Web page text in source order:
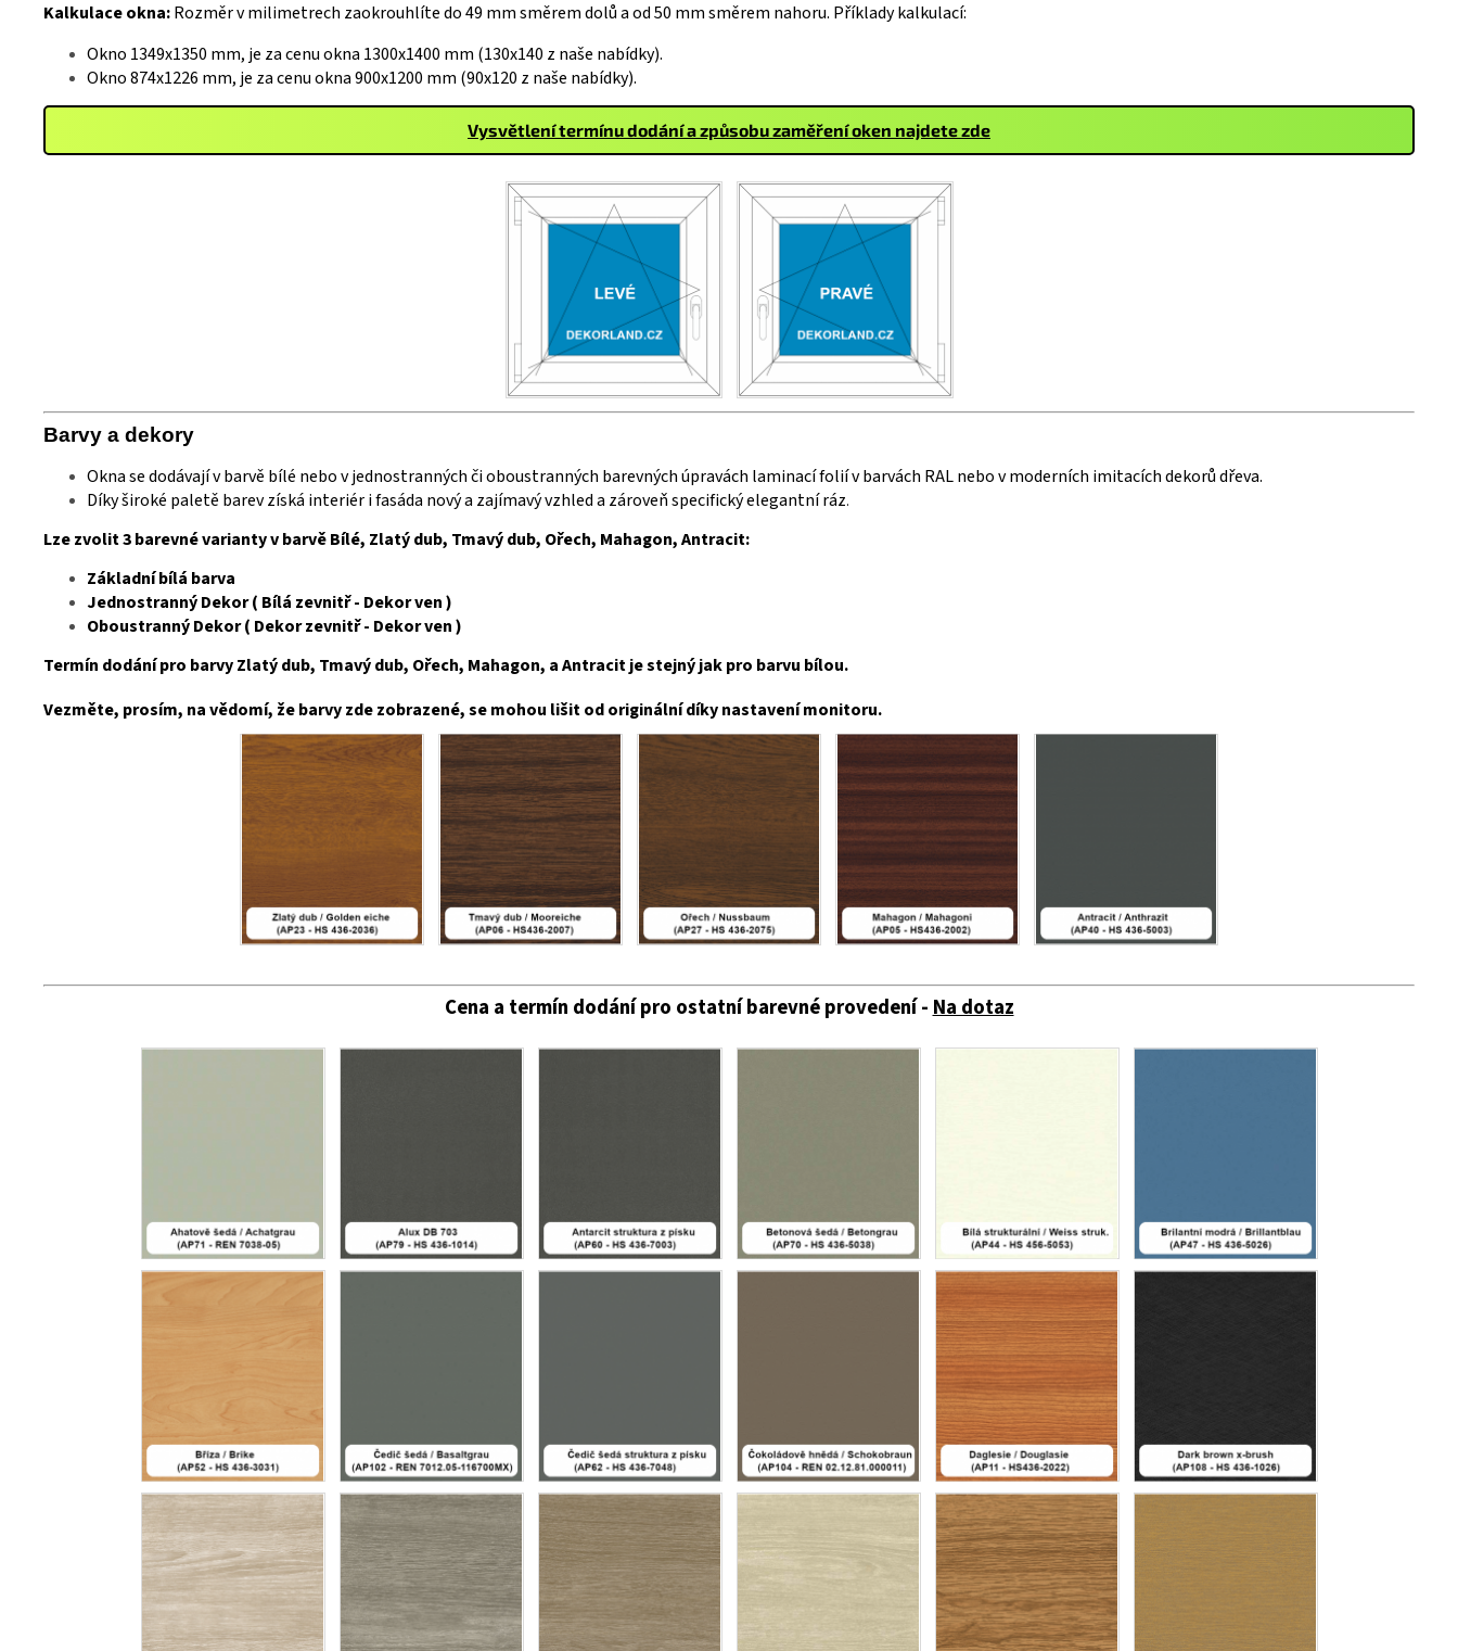
Kalkulace okna:Rozměr v milimetrech zaokrouhlíte do 49 mm směrem dolů a od 50 mm směrem nahoru. Příklady kalkulací:
Okno 1349x1350 mm, je za cenu okna 1300x1400 mm (130x140 z naše nabídky).
Okno 874x1226 mm, je za cenu okna 900x1200 mm (90x120 z naše nabídky).
Vysvětlení termínu dodání a způsobu zaměření oken najdete zde
Barvy a dekory
Okna se dodávají v barvě bílé nebo v jednostranných či oboustranných barevných úpravách laminací folií v barvách RAL nebo v moderních imitacích dekorů dřeva.
Díky široké paletě barev získá interiér i fasáda nový a zajímavý vzhled a zároveň specifický elegantní ráz.
Lze zvolit 3 barevné varianty v barvě Bílé, Zlatý dub, Tmavý dub, Ořech, Mahagon, Antracit:
Základní bílá barva
Jednostranný Dekor ( Bílá zevnitř - Dekor ven )
Oboustranný Dekor ( Dekor zevnitř - Dekor ven )
Termín dodání pro barvy Zlatý dub, Tmavý dub, Ořech, Mahagon, a Antracit je stejný jak pro barvu bílou.
Vezměte, prosím, na vědomí, že barvy zde zobrazené, se mohou lišit od originální díky nastavení monitoru.
Cena a termín dodání pro ostatní barevné provedení -Na dotaz